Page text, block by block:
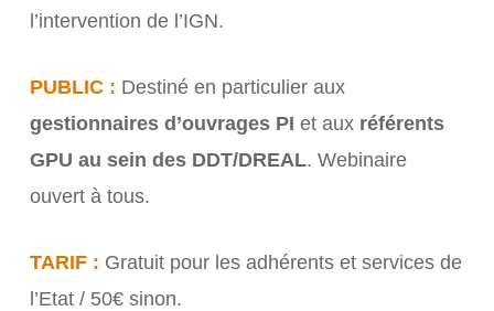
l’intervention de l’IGN.
PUBLIC : Destiné en particulier aux
gestionnaires d’ouvrages PI et aux référents
GPU au sein des DDT/DREAL. Webinaire
ouvert à tous.
TARIF : Gratuit pour les adhérents et services de
l’Etat / 50€ sinon.